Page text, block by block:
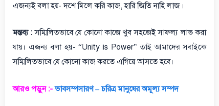
এজন্যই বলা হয়- দশে মিলে করি কাজ, হারি জিতি নাহি লাজ।
মন্তব্য :সম্মিলিতভাবে যে কোনো কাজে খুব সহজেই সাফল্য লাভ করা
যায়। এজন্য বলা হয়- “Unity is Power” তাই আমাদের সবাইকে
সম্মিলিতভাবে যে কোনো কাজ করতে এগিয়ে আসতে হবে।
আরও পড়ুন :- ভাবসম্পসারণ – চরিত্র মানুষের অমূল্য সম্পদ